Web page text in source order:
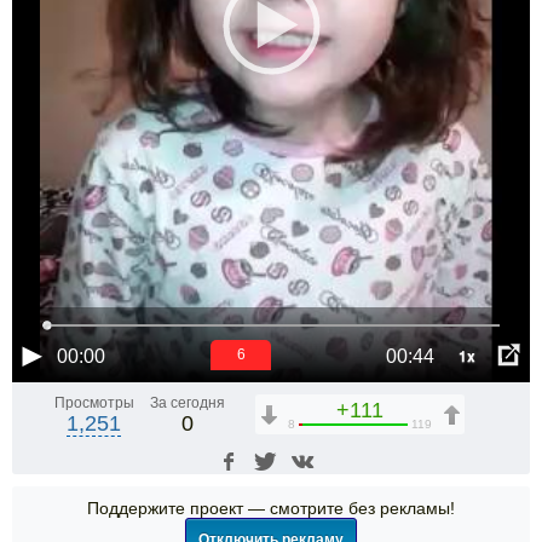
00:00 00:44 1x
6
Просмотры
1,251
За сегодня
0
+111
8 119
Поддержите проект — смотрите без рекламы!